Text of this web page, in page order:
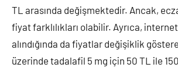
TL arasında değişmektedir. Ancak,
fiyat farklılıkları olabilir. Ayrıca,
alındığında da fiyatlar değişiklik
üzerinde tadalafil 5 mg için 50 TL ile